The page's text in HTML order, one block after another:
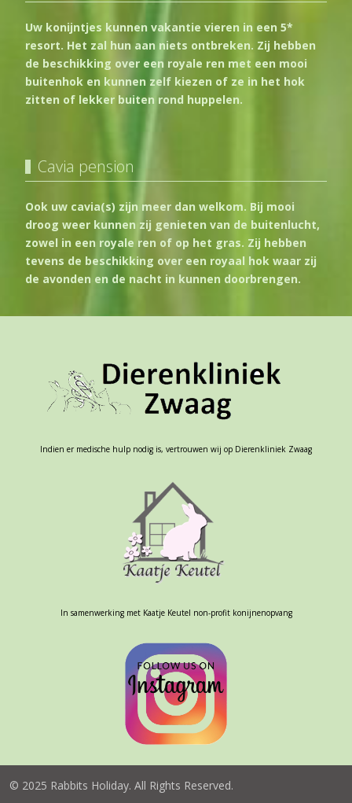
Uw konijntjes kunnen vakantie vieren in een 5*
resort. Het zal hun aan niets ontbreken. Zij hebben
de beschikking over een royale ren met een mooi
buitenhok en kunnen zelf kiezen of ze in het hok
zitten of lekker buiten rond huppelen.
Cavia pension
Ook uw cavia(s) zijn meer dan welkom. Bij mooi
droog weer kunnen zij genieten van de buitenlucht,
zowel in een royale ren of op het gras. Zij hebben
tevens de beschikking over een royaal hok waar zij
de avonden en de nacht in kunnen doorbrengen.
Indien er medische hulp nodig is, vertrouwen wij op Dierenkliniek Zwaag
In samenwerking met Kaatje Keutel non-profit konijnenopvang
© 2025 Rabbits Holiday. All Rights Reserved.